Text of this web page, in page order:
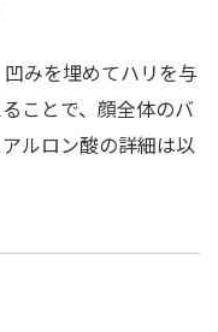
みを埋めてハリを与
ことで、顔全体のバ
ルロン酸の詳細は以